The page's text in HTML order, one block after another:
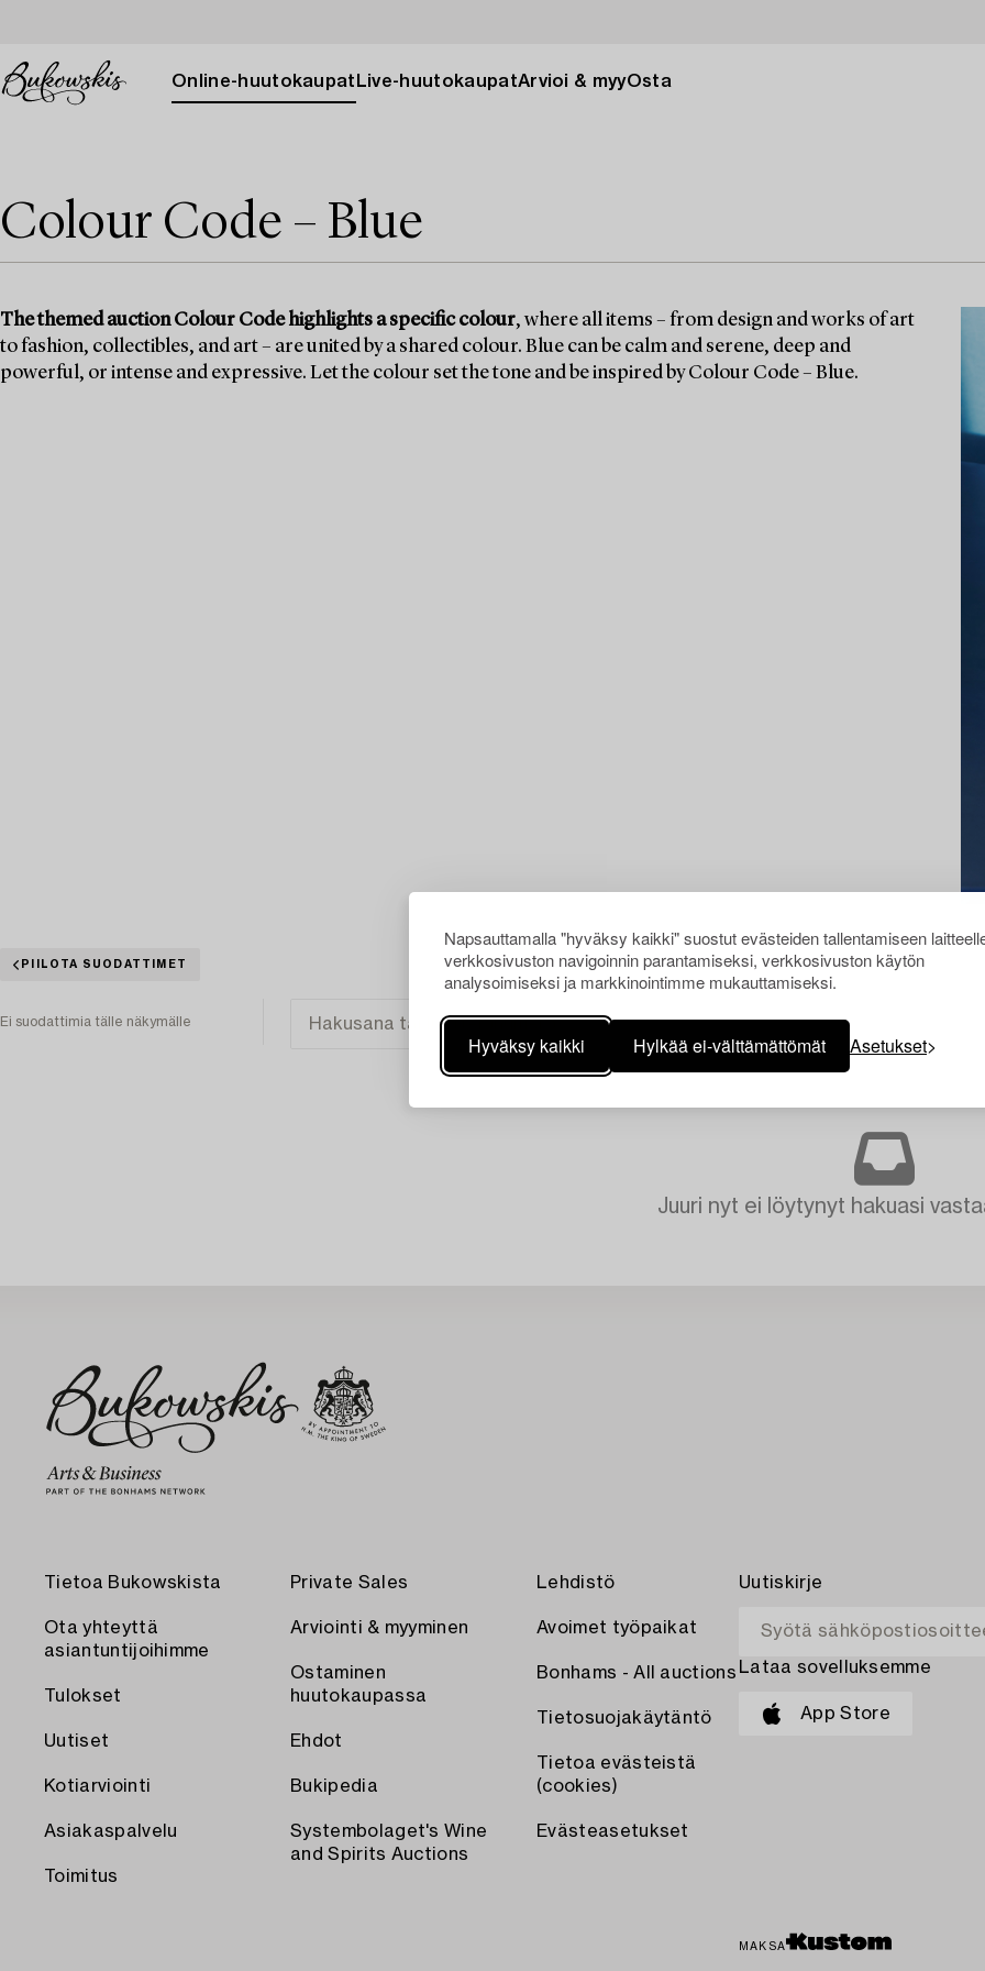
Napsauttamalla "hyväksy kaikki" suostut evästeiden tallentamiseen
verkkosivuston navigoinnin parantamiseksi, verkkosivuston käytön
analysoimiseksi ja markkinointimme mukauttamiseksi.
Hyväksy kaikki Hylkää ei-välttämättömät Asetukset
Online-huutokaupat Live-huutokaupatArvioi & myyOsta
Colour Code – Blue
The themed auction Colour Code highlights a specific colour, where all items – from design and works of art
to fashion, collectibles, and art – are united by a shared colour. Blue can be calm and serene, deep and
powerful, or intense and expressive. Let the colour set the tone and be inspired by Colour Code – Blue.
PIILOTA SUODATTIMET
Ei suodattimia tälle näkymälle
Juuri nyt ei löytynyt hakuasi
Tietoa Bukowskista
Ota yhteyttä
asiantuntijoihimme
Tulokset
Uutiset
Kotiarviointi
Asiakaspalvelu
Toimitus
Private Sales
Arviointi & myyminen
Ostaminen
huutokaupassa
Ehdot
Bukipedia
Systembolaget's Wine
and Spirits Auctions
Lehdistö
Avoimet työpaikat
Bonhams - All auctions
Tietosuojakäytäntö
Tietoa evästeistä
(cookies)
Evästeasetukset
Uutiskirje
Lataa sovelluksemme
App Store
MAKSA